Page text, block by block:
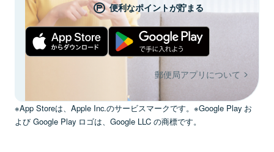
便利なポイントが貯まる
郵便局アプリについて
※App Storeは、Apple Inc.のサービスマークです。※Google Play お
よび Google Play ロゴは、Google LLC の商標です。